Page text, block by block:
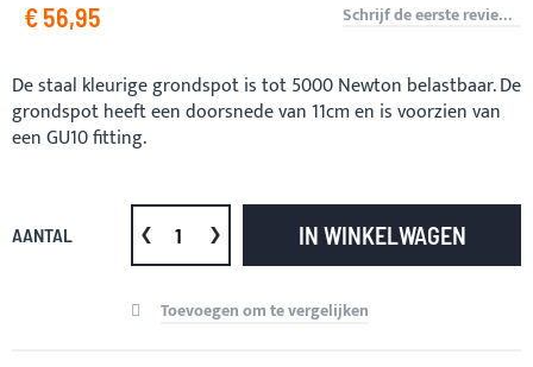
€ 56,95 Schrijf de eerste review over dit product
De staal kleurige grondspot is tot 5000 Newton belastbaar. De
grondspot heeft een doorsnede van 11cm en is voorzien van
een GU10 fitting.
AANTAL IN WINKELWAGEN
Toevoegen om te vergelijken